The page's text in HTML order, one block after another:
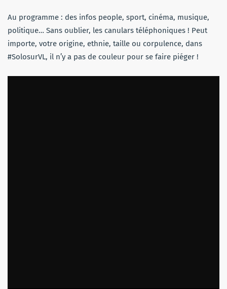
Au programme : des infos people, sport, cinéma, musique,
politique… Sans oublier, les canulars téléphoniques ! Peut
importe, votre origine, ethnie, taille ou corpulence, dans
#SolosurVL, il n’y a pas de couleur pour se faire piéger !